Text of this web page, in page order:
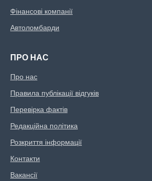
Фінансові компанії
Автоломбарди
ПРО НАС
Про нас
Правила публікації відгуків
Перевірка фактів
Редакційна політика
Розкриття інформації
Контакти
Вакансії